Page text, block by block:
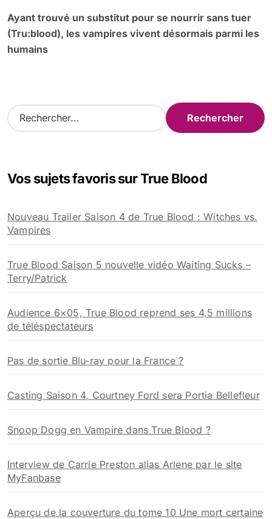
Ayant trouvé un substitut pour se nourrir sans tuer
(Tru:blood), les vampires vivent désormais parmi les
humains
R
e
r
e
r
Vos sujets favoris sur True Blood
Nouveau Trailer Saison 4 de True Blood : Witches vs.
Vampires
True Blood Saison 5 nouvelle vidéo Waiting Sucks –
Terry/Patrick
Audience 6×05, True Blood reprend ses 4,5 millions
de téléspectateurs
Pas de sortie Blu-ray pour la France ?
Casting Saison 4, Courtney Ford sera Portia Bellefleur
Snoop Dogg en Vampire dans True Blood ?
Interview de Carrie Preston alias Arlene par le site
MyFanbase
Aperçu de la couverture du tome 10 Une mort certaine